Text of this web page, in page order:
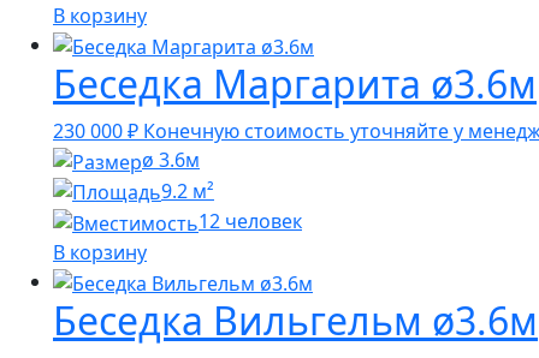
В корзину
Беседка Маргарита ø3.6м
230 000₽ Конечную стоимость уточняйте у
ø 3.6м
9.2 м²
12 человек
В корзину
Беседка Вильгельм ø3.6м